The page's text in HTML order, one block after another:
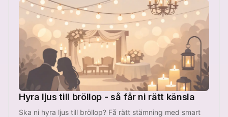
Hyra ljus till bröllop - så får ni rätt känsla
Ska ni hyra ljus till bröllop? Få rätt stämning med smart